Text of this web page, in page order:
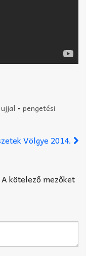
•pengetési
Völgye 2014.
A kötelező mezőket